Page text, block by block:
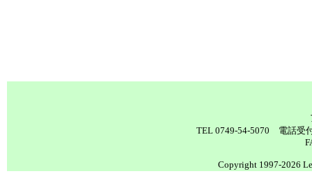
TEL 0749-54-5070 電話受
Copyright 1997-2026